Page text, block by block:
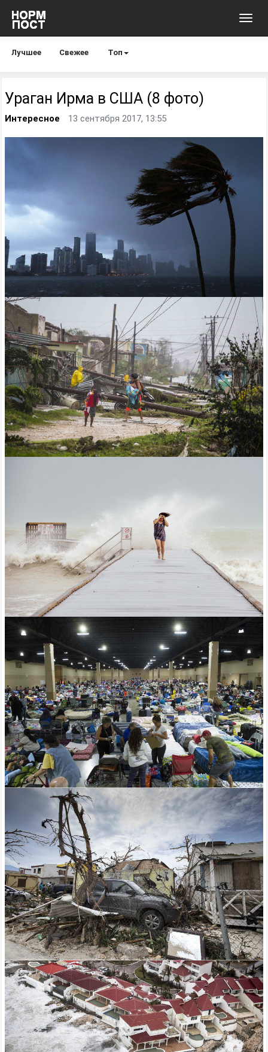
Лучшее Свежее Топ
Ураган Ирма в США (8 фото)
Интересное 13 сентября 2017, 13:55